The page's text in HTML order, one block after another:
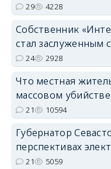
29 4228
Собственник
стал заслуженным
24 2928
Что местная
массовом
21 10594
Губернатор
перспективах
21 5059